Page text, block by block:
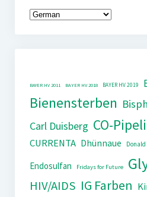
BAYER HV 2011 BAYER HV 2018 BAYER HV 2019
Bienensterben
Carl Duisberg CO-
CURRENTA Dhünnaue
Endosulfan
Fridays for Future
HIV/AIDS IG Farben